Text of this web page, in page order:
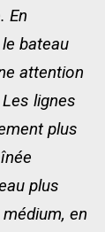
En
bateau
attention
lignes
plus
plus
en